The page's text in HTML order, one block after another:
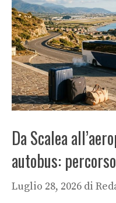
Da Scalea
autobus:
Luglio 28, 2026 di